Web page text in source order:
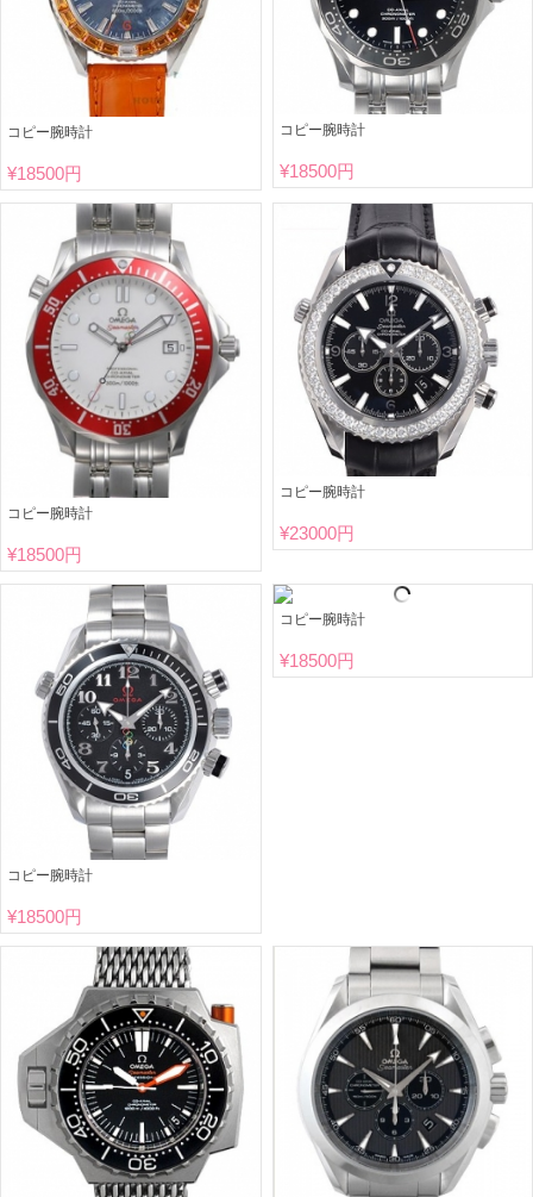
コピー腕時計
¥18500円
コピー腕時計
¥18500円
コピー腕時計
¥18500円
コピー腕時計
¥23000円
コピー腕時計
¥18500円
コピー腕時計
¥18500円